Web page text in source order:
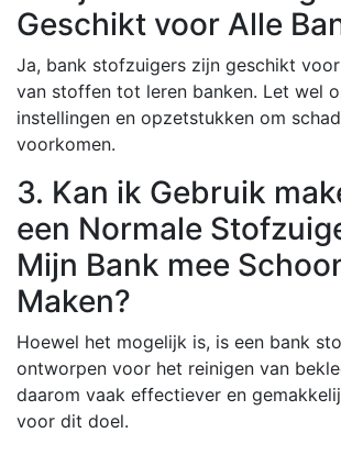
Geschikt voor Alle
Ja, bank stofzuigers zijn geschikt
van stoffen tot leren banken. Let wel
instellingen en opzetstukken om
voorkomen.
3. Kan ik Gebruik
een Normale
Mijn Bank mee
Maken?
Hoewel het mogelijk is, is een bank
ontworpen voor het reinigen van
daarom vaak effectiever en
voor dit doel.